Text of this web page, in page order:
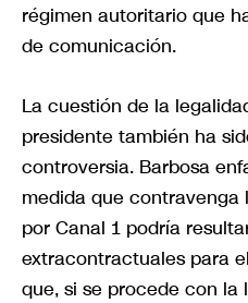
régimen autoritario que
de comunicación.
La cuestión de la
presidente también ha
controversia. Barbosa
medida que contravenga
por Canal 1 podría
extracontractuales para
que, si se procede con la